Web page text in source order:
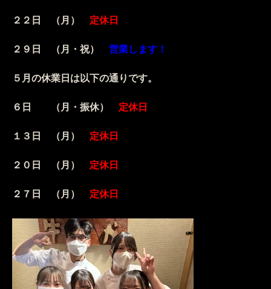
２２日 （月） 定休日
２９日 （月・祝） 営業します！
５月の休業日は以下の通りです。
６日 （月・振休） 定休日
１３日 （月） 定休日
２０日 （月） 定休日
２７日 （月） 定休日